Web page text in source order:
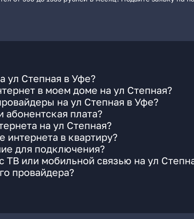
ул Степная в Уфе?
в моем доме на ул Степная?
на ул Степная в Уфе?
плата?
на ул Степная?
в квартиру?
для подключения?
или мобильной связью на ул
провайдера?